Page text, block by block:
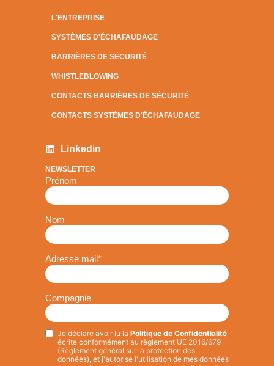
L'ENTREPRISE
SYSTÈMES D'ÉCHAFAUDAGE
BARRIÈRES DE SÉCURITÉ
WHISTLEBLOWING
CONTACTS BARRIÈRES DE SÉCURITÉ
CONTACTS SYSTÈMES D'ÉCHAFAUDAGE
Linkedin
NEWSLETTER
Prénom
Nom
Adresse mail*
Compagnie
Privacy*
Je déclare avoir lu la Politique de Confidentialité
écrite conformément au règlement UE 2016/679
(Règlement général sur la protection des
données), et j'autorise l'utilisation de mes données